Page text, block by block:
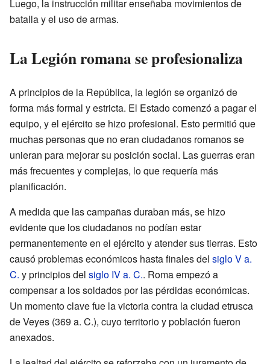
Luego, la instrucción militar enseñaba movimientos de
batalla y el uso de armas.
La Legión romana se profesionaliza
A principios de la República, la legión se organizó de
forma más formal y estricta. El Estado comenzó a pagar el
equipo, y el ejército se hizo profesional. Esto permitió que
muchas personas que no eran ciudadanos romanos se
unieran para mejorar su posición social. Las guerras eran
más frecuentes y complejas, lo que requería más
planificación.
A medida que las campañas duraban más, se hizo
evidente que los ciudadanos no podían estar
permanentemente en el ejército y atender sus tierras. Esto
causó problemas económicos hasta finales del siglo V a.
C. y principios del siglo IV a. C.. Roma empezó a
compensar a los soldados por las pérdidas económicas.
Un momento clave fue la victoria contra la ciudad etrusca
de Veyes (369 a. C.), cuyo territorio y población fueron
anexados.